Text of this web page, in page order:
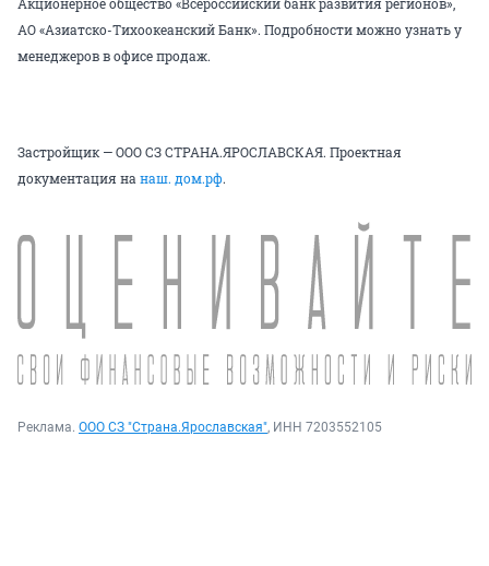
АО «Азиатско-Тихоокеанский Банк». Подробности можно узнать у
менеджеров в офисе продаж.
Застройщик — ООО СЗ СТРАНА.ЯРОСЛАВСКАЯ. Проектная
документация на наш. дом.рф.
Реклама. ООО СЗ "Страна.Ярославская", ИНН 7203552105